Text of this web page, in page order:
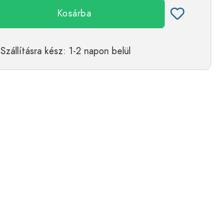
Kosárba
Szállításra kész: 1-2 napon belül